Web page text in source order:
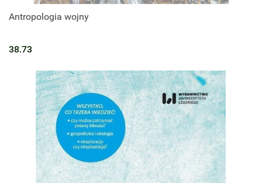
Antropologia wojny
38.73